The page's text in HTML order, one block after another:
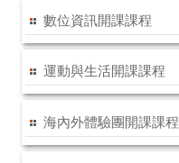
數位資訊開課課程
運動與生活開課課程
海內外體驗團開課課程